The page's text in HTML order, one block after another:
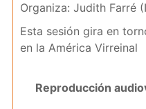
Organiza: Judith Farré
Esta sesión gira en
en la América Virreinal
Reproducción